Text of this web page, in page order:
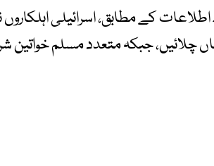
اطلاعات کے مطابق، اسرائیلی اہلکاروں
چلائیں، جبکہ متعدد مسلم خواتین